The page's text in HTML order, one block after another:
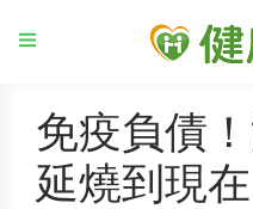
免疫負債
延燒到現